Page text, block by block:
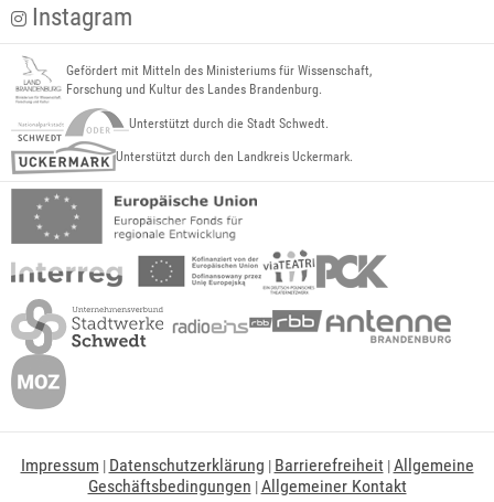
Instagram
Gefördert mit Mitteln des Ministeriums für Wissenschaft,
Forschung und Kultur des Landes Brandenburg.
Unterstützt durch die Stadt Schwedt.
Unterstützt durch den Landkreis Uckermark.
Impressum | Datenschutzerklärung | Barrierefreiheit|Allgemeine
Geschäftsbedingungen |Allgemeiner Kontakt